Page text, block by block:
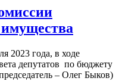
имущества
2023 года, в ходе
депутатов по бюджету
– Олег Быков)